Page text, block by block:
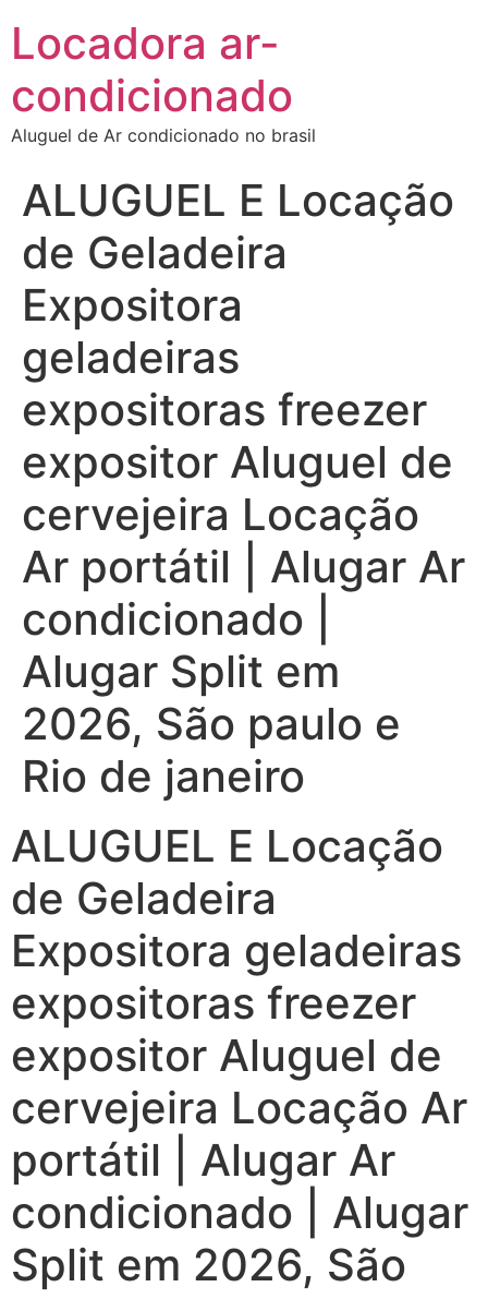
Locadora ar-
condicionado
Aluguel de Ar condicionado no brasil
ALUGUEL E Locação
de Geladeira
Expositora
geladeiras
expositoras freezer
expositor Aluguel de
cervejeira Locação
Ar portátil | Alugar Ar
condicionado |
Alugar Split em
2026, São paulo e
Rio de janeiro
ALUGUEL E Locação
de Geladeira
Expositora geladeiras
expositoras freezer
expositor Aluguel de
cervejeira Locação Ar
portátil | Alugar Ar
condicionado | Alugar
Split em 2026, São